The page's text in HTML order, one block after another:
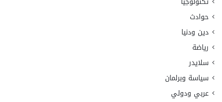
حوادث
دين ودنيا
رياضة
سلايدر
سياسة وبرلمان
عربي ودولي